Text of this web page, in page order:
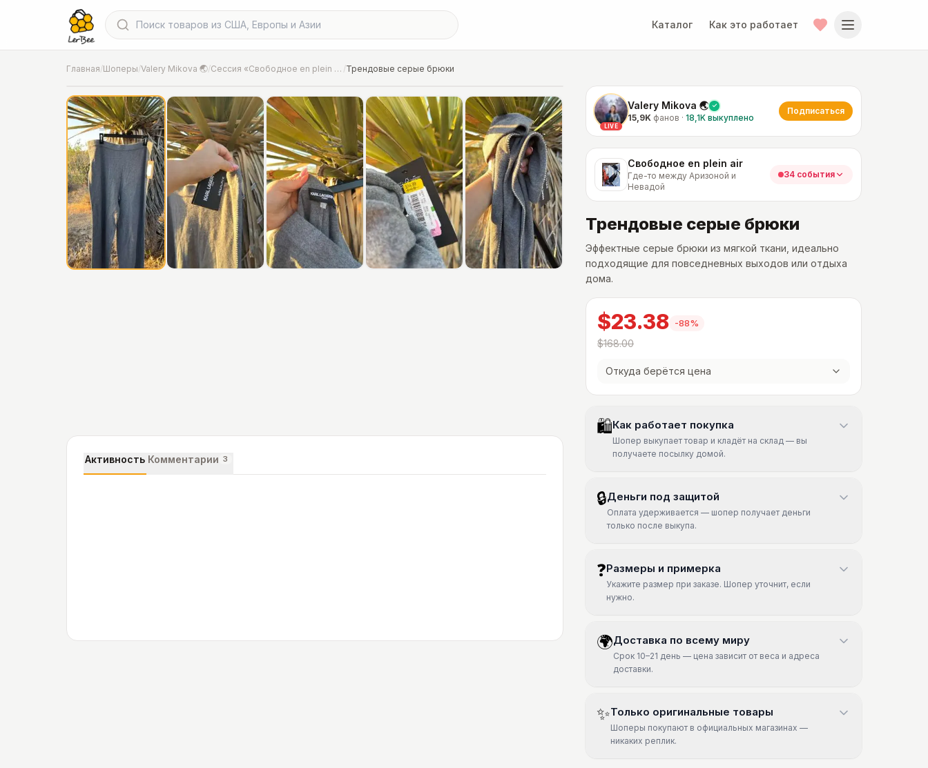
Каталог Как это работает
Главная/Шоперы/Valery Mikova 🌏/ Сессия «Свободное en plein air» /Трендовые серые брюки
📍Фото от шопера·Где-то между Аризоной и Невадой
LIVE
Valery Mikova 🌏
15,9K фанов · 18,1K выкуплено
Подписаться
Свободное en plein air
Где-то между Аризоной и
Невадой
34 события
Трендовые серые брюки
Эффектные серые брюки из мягкой ткани, идеально
подходящие для повседневных выходов или отдыха
дома.
$23.38 -88%
$168.00
Откуда берётся цена
🛍Как работает покупка
Шопер выкупает товар и кладёт на склад — вы
получаете посылку домой.
🔒Деньги под защитой
Оплата удерживается — шопер получает деньги
только после выкупа.
❓Размеры и примерка
Укажите размер при заказе. Шопер уточнит, если
нужно.
🌍Доставка по всему миру
Срок 10–21 день — цена зависит от веса и адреса
доставки.
✨Только оригинальные товары
Шоперы покупают в официальных магазинах —
никаких реплик.
Активность Комментарии 3